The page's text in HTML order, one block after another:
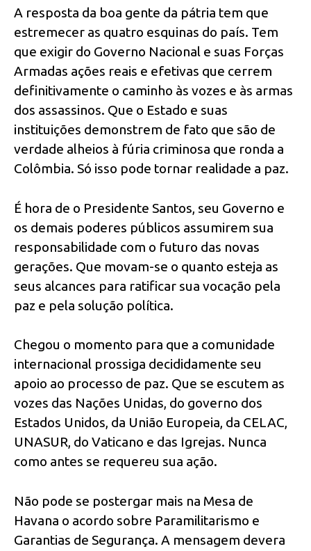
A resposta da boa gente da pátria tem que
estremecer as quatro esquinas do país. Tem
que exigir do Governo Nacional e suas Forças
Armadas ações reais e efetivas que cerrem
definitivamente o caminho às vozes e às armas
dos assassinos. Que o Estado e suas
instituições demonstrem de fato que são de
verdade alheios à fúria criminosa que ronda a
Colômbia. Só isso pode tornar realidade a paz.
É hora de o Presidente Santos, seu Governo e
os demais poderes públicos assumirem sua
responsabilidade com o futuro das novas
gerações. Que movam-se o quanto esteja as
seus alcances para ratificar sua vocação pela
paz e pela solução política.
Chegou o momento para que a comunidade
internacional prossiga decididamente seu
apoio ao processo de paz. Que se escutem as
vozes das Nações Unidas, do governo dos
Estados Unidos, da União Europeia, da CELAC,
UNASUR, do Vaticano e das Igrejas. Nunca
como antes se requereu sua ação.
Não pode se postergar mais na Mesa de
Havana o acordo sobre Paramilitarismo e
Garantias de Segurança. A mensagem devera